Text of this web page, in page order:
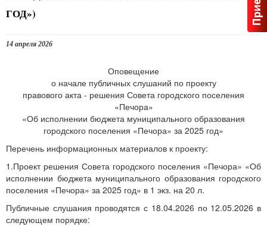
ГОД»)
14 апреля 2026
Оповещение
о начале публичных слушаний по проекту
правового акта - решения Совета городского поселения
«Печора»
«Об исполнении бюджета муниципального образования
городского поселения «Печора» за 2025 год»
Перечень информационных материалов к проекту:
1.Проект решения Совета городского поселения «Печора» «Об
исполнении бюджета муниципального образования городского
поселения «Печора» за 2025 год» в 1 экз. на 20 л.
Публичные слушания проводятся с 18.04.2026 по 12.05.2026 в
следующем порядке: